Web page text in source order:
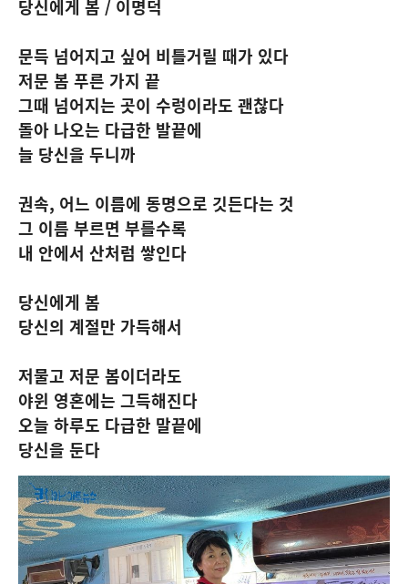
당신에게 봄 / 이명덕
문득 넘어지고 싶어 비틀거릴 때가 있다
저문 봄 푸른 가지 끝
그때 넘어지는 곳이 수렁이라도 괜찮다
돌아 나오는 다급한 발끝에
늘 당신을 두니까
권속, 어느 이름에 동명으로 깃든다는 것
그 이름 부르면 부를수록
내 안에서 산처럼 쌓인다
당신에게 봄
당신의 계절만 가득해서
저물고 저문 봄이더라도
야윈 영혼에는 그득해진다
오늘 하루도 다급한 말끝에
당신을 둔다